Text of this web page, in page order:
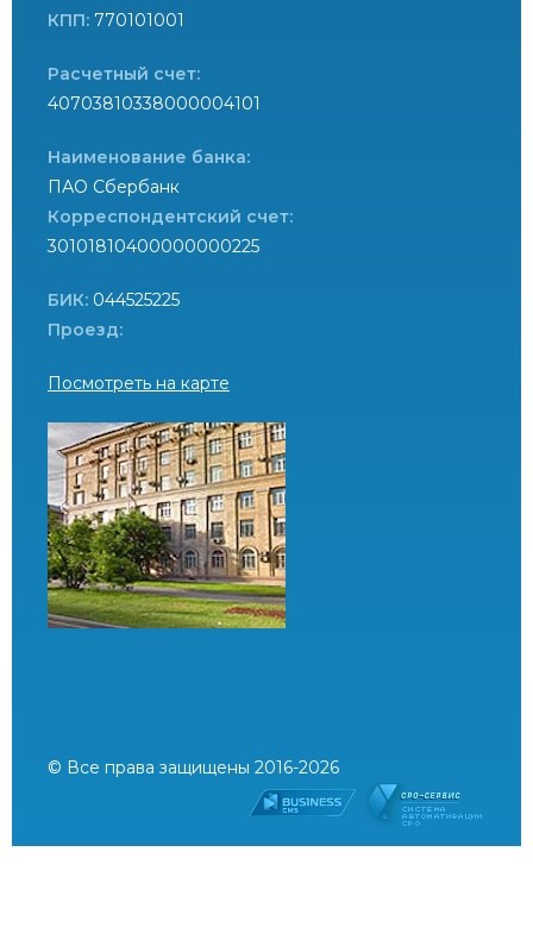
КПП: 770101001
Расчетный счет:
40703810338000004101
Наименование банка:
ПАО Сбербанк
Корреспондентский счет:
30101810400000000225
БИК: 044525225
Проезд:
Посмотреть на карте
© Все права защищены 2016-2026